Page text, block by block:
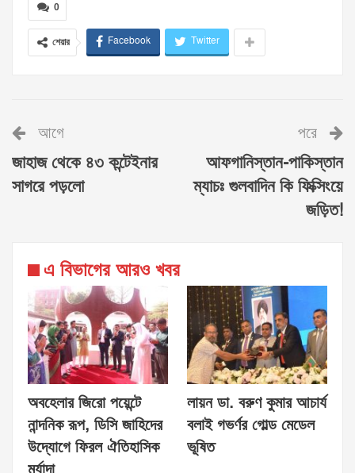
0
শেয়ার Facebook Twitter
আগে
জাহাজ থেকে ৪৩ কন্টেইনার
সাগরে পড়লো
পরে
আফগানিস্তান-পাকিস্তান
ম্যাচঃ গুলবাদিন কি ফিক্সিংয়ে
জড়িত!
এ বিভাগের আরও খবর
অবহেলার জিরো পয়েন্টে
নান্দনিক রূপ, ডিসি জাহিদের
উদ্যোগে ফিরল ঐতিহাসিক
লায়ন ডা. বরুণ কুমার আচার্য
বলাই গভর্ণর গোল্ড মেডেল
ভূষিত